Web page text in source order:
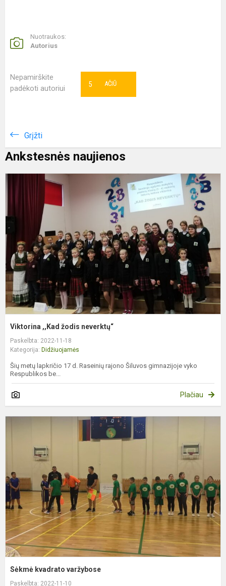
Nuotraukos:
Autorius
Nepamirškite
padėkoti autoriui
AČIŪ
5
Grįžti
Ankstesnės naujienos
Viktorina ,,Kad žodis neverktų“
Paskelbta: 2022-11-18
Kategorija: Didžiuojamės
Šių metų lapkričio 17 d. Raseinių rajono Šiluvos gimnazijoje vyko
Respublikos be...
Plačiau
Sėkmė kvadrato varžybose
Paskelbta: 2022-11-10